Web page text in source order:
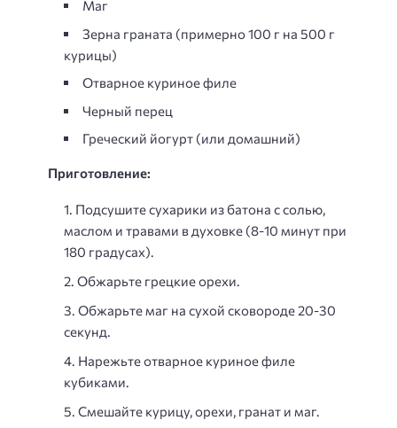
Маг
Зерна граната (примерно 100 г на 500 г
курицы)
Отварное куриное филе
Черный перец
Греческий йогурт (или домашний)
Приготовление:
Подсушите сухарики из батона с солью,
маслом и травами в духовке (8-10 минут при
180 градусах).
Обжарьте грецкие орехи.
Обжарьте маг на сухой сковороде 20-30
секунд.
Нарежьте отварное куриное филе
кубиками.
Смешайте курицу, орехи, гранат и маг.